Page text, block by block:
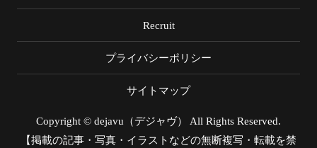
Recruit
プライバシーポリシー
サイトマップ
Copyright © dejavu（デジャヴ） All Rights Reserved.
【掲載の記事・写真・イラストなどの無断複写・転載を禁